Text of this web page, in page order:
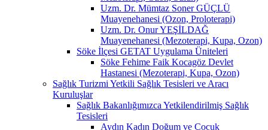
Uzm. Dr. Mümtaz Soner GÜÇLÜ
Muayenehanesi (Ozon, Proloterapi)
Uzm. Dr. Onur YEŞİLDAĞ
Muayenehanesi (Mezoterapi, Kupa, Ozon)
Söke İlçesi GETAT Uygulama Üniteleri
Söke Fehime Faik Kocagöz Devlet
Hastanesi (Mezoterapi, Kupa, Ozon)
Sağlık Turizmi Yetkili Sağlık Tesisleri ve Aracı
Kuruluşlar
Sağlık Bakanlığımızca Yetkilendirilmiş Sağlık
Tesisleri
Aydın Kadın Doğum ve Çocuk